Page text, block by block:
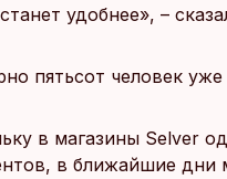
удобнее», –
пятьсот человек
в магазины Selver
в ближайшие дни